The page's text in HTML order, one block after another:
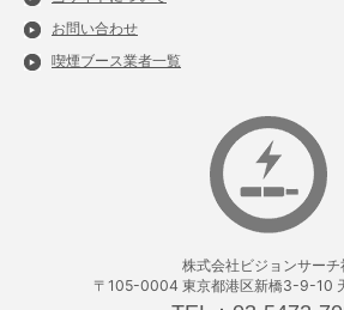
お問い合わせ
喫煙ブース業者一覧
株式会社ビジョンサーチ
〒105-0004 東京都港区新橋3-9-10